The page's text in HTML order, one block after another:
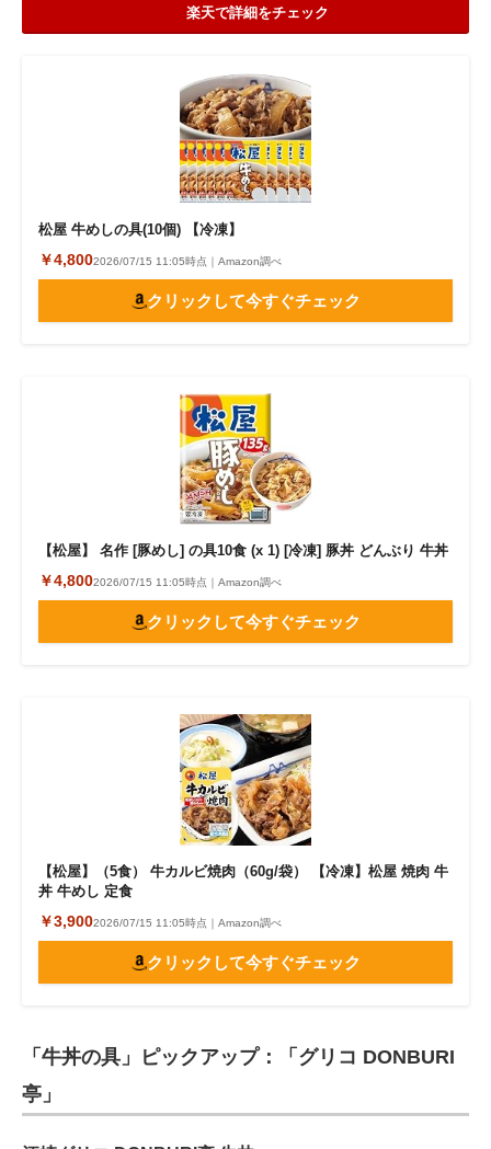
楽天で詳細をチェック
松屋 牛めしの具(10個) 【冷凍】
￥4,8002026/07/15 11:05時点｜Amazon調べ
クリックして今すぐチェック
【松屋】 名作 [豚めし] の具10食 (x 1) [冷凍] 豚丼 どんぶり 牛丼
￥4,8002026/07/15 11:05時点｜Amazon調べ
クリックして今すぐチェック
【松屋】（5食） 牛カルビ焼肉（60g/袋） 【冷凍】松屋 焼肉 牛
丼 牛めし 定食
￥3,9002026/07/15 11:05時点｜Amazon調べ
クリックして今すぐチェック
「牛丼の具」ピックアップ：「グリコ DONBURI
亭」